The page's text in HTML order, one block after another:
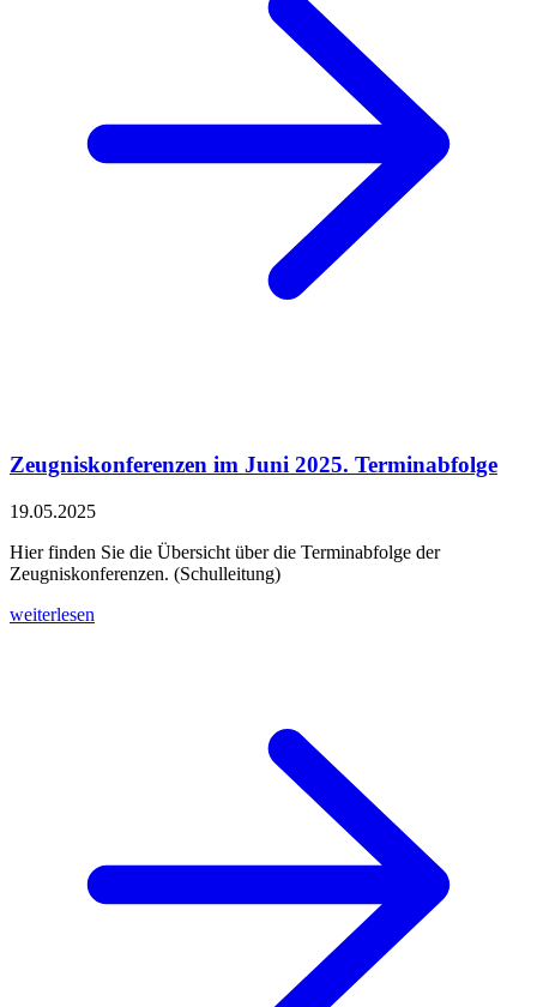
Zeugniskonferenzen im Juni 2025. Terminabfolge
19.05.2025
Hier finden Sie die Übersicht über die Terminabfolge der
Zeugniskonferenzen. (Schulleitung)
weiterlesen